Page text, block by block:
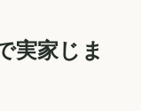
実家じま